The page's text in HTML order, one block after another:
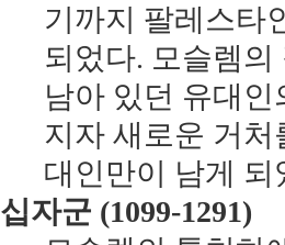
기까지 팔레스타
되었다. 모슬렘
남아 있던 유대
지자 새로운 거
대인만이 남게 되
십자군 (1099-1291)